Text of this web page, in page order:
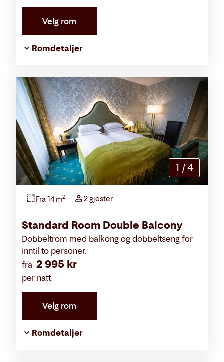
Velg rom
Romdetaljer
Standard Room Double Balcony
fra 2 995 kr
per natt
Dobbeltrom med balkong og dobbeltseng for
inntil to personer.
Velg rom
Fra 14 m2 2 gjester
Romdetaljer
1 /4